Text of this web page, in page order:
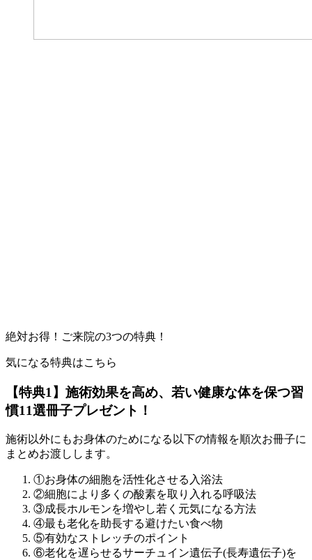
絶対お得！ご来院の3つの特典！
気になる特典はこちら
【特典1】施術効果を高め、若い健康な体を保つ習
慣11選冊子プレゼント！
施術以外にもお身体のためになる以下の情報を順次お冊子に
まとめお渡しします。
①お身体の細胞を活性化させる入浴法
②細胞により多くの酸素を取り入れる呼吸法
③成長ホルモンを増やし若く元気になる方法
④最も老化を助長する避けたい食べ物
⑤有効なストレッチのポイント
⑥老化を遅らせるサーチュイン遺伝子(長寿遺伝子)を